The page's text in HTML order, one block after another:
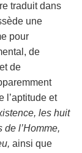
traduit dans
une
pour
de
de
l’aptitude et
les huit
l’Homme,
ainsi que